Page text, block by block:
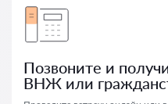
Позвоните и
ВНЖ или